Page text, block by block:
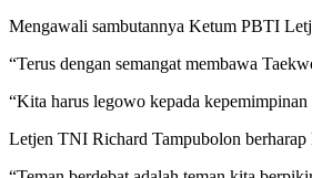
Mengawali sambutannya Ketum PBTI
“Terus dengan semangat membawa
“Kita harus legowo kepada
Letjen TNI Richard Tampubolon berharap